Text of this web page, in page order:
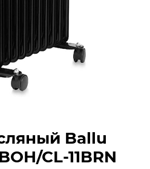
Ballu
CL-11BRN